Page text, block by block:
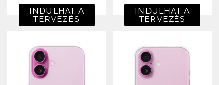
INDULHAT A
TERVEZÉS
INDULHAT A
TERVEZÉS